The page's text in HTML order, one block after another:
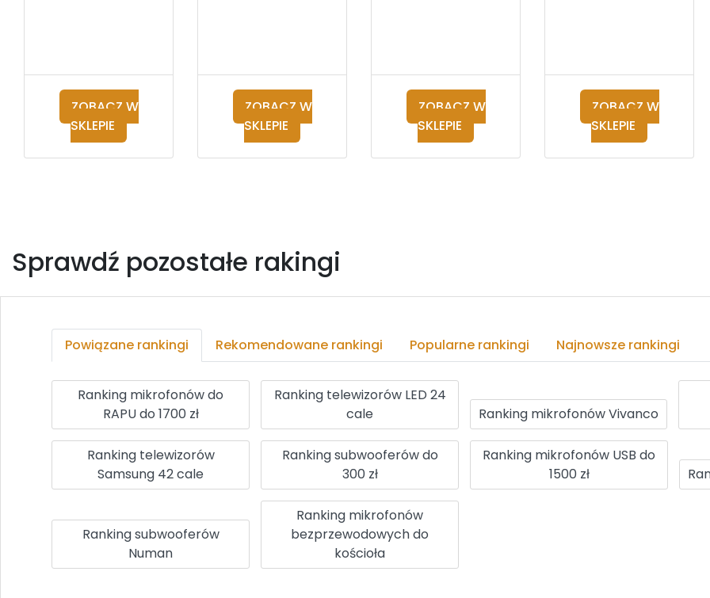
ZOBACZ W
SKLEPIE
ZOBACZ W
SKLEPIE
ZOBACZ W
SKLEPIE
ZOBACZ W
SKLEPIE
Sprawdź pozostałe rakingi
Powiązane rankingi Rekomendowane rankingi Popularne rankingi Najnowsze rankingi
Ranking mikrofonów do
RAPU do 1700 zł
Ranking telewizorów LED 24
cale
Ranking mikrofonów Vivanco
Ranking telewizorów
Samsung 42 cale
Ranking subwooferów do
300 zł
Ranking mikrofonów USB do
1500 zł
Ranking subwooferów
Numan
Ranking mikrofonów
bezprzewodowych do
kościoła